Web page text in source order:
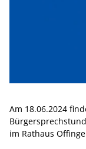
Am 18.06.2024
im Rathaus